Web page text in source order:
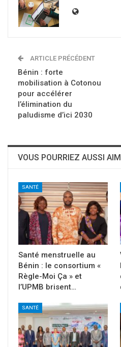
ARTICLE PRÉCÉDENT
Bénin : forte
mobilisation à Cotonou
pour accélérer
l’élimination du
paludisme d’ici 2030
VOUS POURRIEZ AUSSI
SANTÉ
Santé menstruelle au
Bénin : le consortium «
Règle-Moi Ça » et
l’UPMB brisent…
SANTÉ